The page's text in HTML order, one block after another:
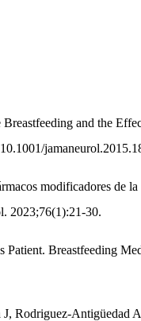
and the
modificadores de
2023;76(1):21-30.
Breastfeeding
Rodriguez-Antigüedad